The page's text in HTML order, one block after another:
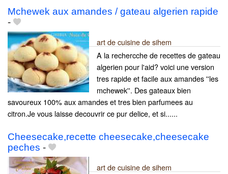
Mchewek aux amandes / gateau algerien rapide
-
art de cuisine de sihem
A la rechercche de recettes de gateau
algerien pour l'aid? voici une version
tres rapide et facile aux amandes ''les
mchewek''. Des gateaux bien
savoureux 100% aux amandes et tres bien parfumees au
citron.Je vous laisse decouvrir ce pur delice, et si......
Cheesecake,recette cheesecake,cheesecake
peches -
art de cuisine de sihem